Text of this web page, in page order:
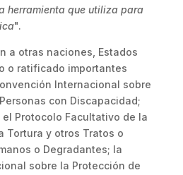
herramienta que utiliza para
".
a otras naciones, Estados
o ratificado importantes
Internacional sobre
con Discapacidad;
el Protocolo Facultativo de la
Tortura y otros Tratos o
o Degradantes; la
sobre la Protección de